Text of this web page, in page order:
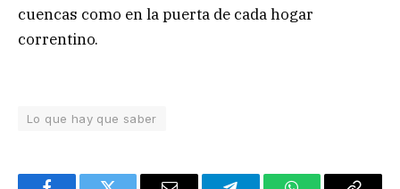
cuencas como en la puerta de cada hogar
correntino.
Lo que hay que saber